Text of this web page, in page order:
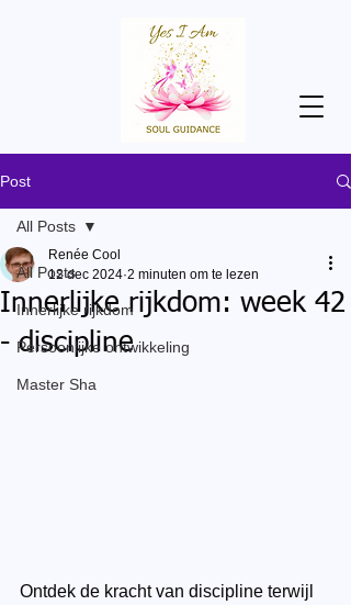
Post
All Posts
Innerlijke rijkdom
Persoonlijke ontwikkeling
Master Sha
All Posts
Innerlijke rijkdom: week 42
- discipline
Renée Cool
12 dec 2024 2 minuten om te lezen
Ontdek de kracht van discipline terwijl